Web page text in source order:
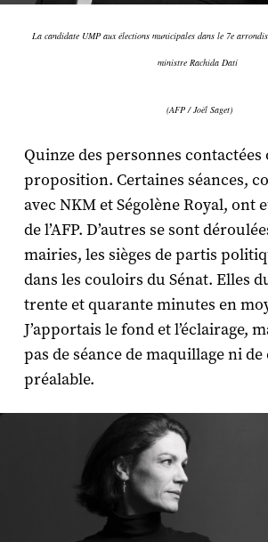
La candidate UMP aux élections municipales dans le 7e
ministre Rachida Dati
(AFP / Joël Saget)
Quinze des personnes
proposition. Certaines séances,
avec NKM et Ségolène Royal, ont
de l’AFP. D’autres se sont
mairies, les sièges de partis
dans les couloirs du Sénat. Elles
trente et quarante minutes en
J’apportais le fond et l’éclairage,
pas de séance de maquillage ni
préalable.